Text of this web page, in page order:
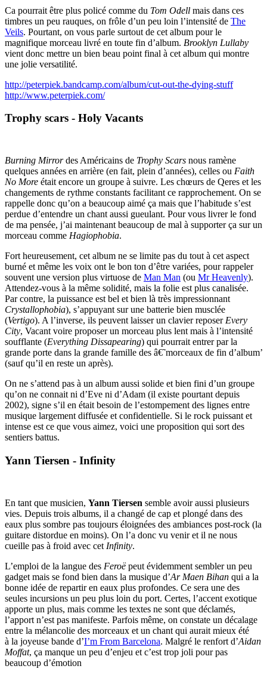
Ca pourrait être plus policé comme du Tom Odell mais dans ces
timbres un peu rauques, on frôle d’un peu loin l’intensité de The
Veils. Pourtant, on vous parle surtout de cet album pour le
magnifique morceau livré en toute fin d’album. Brooklyn Lullaby
vient donc mettre un bien beau point final à cet album qui montre
une jolie versatilité.
http://peterpiek.bandcamp.com/album/cut-out-the-dying-stuff
http://www.peterpiek.com/
Trophy scars - Holy Vacants
Burning Mirrordes Américains de Trophy Scars nous ramène
quelques années en arrière (en fait, plein d’années), celles ou Faith
No More était encore un groupe à suivre. Les chœurs de Qeres et les
changements de rythme constants facilitant ce rapprochement. On se
rappelle donc qu’on a beaucoup aimé ça mais que l’habitude s’est
perdue d’entendre un chant aussi gueulant. Pour vous livrer le fond
de ma pensée, j’ai maintenant beaucoup de mal à supporter ça sur un
morceau comme Hagiophobia.
Fort heureusement, cet album ne se limite pas du tout à cet aspect
burné et même les voix ont le bon ton d’être variées, pour rappeler
souvent une version plus virtuose de Man Man (ou Mr Heavenly).
Attendez-vous à la même solidité, mais la folie est plus canalisée.
Par contre, la puissance est bel et bien là très impressionnant
Crystallophobia), s’appuyant sur une batterie bien musclée
(Vertigo). A l’inverse, ils peuvent laisser un clavier reposer Every
City, Vacant voire proposer un morceau plus lent mais à l’intensité
soufflante (Everything Dissapearing) qui pourrait entrer par la
grande porte dans la grande famille des â€˜morceaux de fin d’album’
(sauf qu’il en reste un après).
On ne s’attend pas à un album aussi solide et bien fini d’un groupe
qu’on ne connait ni d’Eve ni d’Adam (il existe pourtant depuis
2002), signe s’il en était besoin de l’estompement des lignes entre
musique largement diffusée et confidentielle. Si le rock puissant et
intense est ce que vous aimez, voici une proposition qui sort des
sentiers battus.
Yann Tiersen - Infinity
En tant que musicien, Yann Tiersen semble avoir aussi plusieurs
vies. Depuis trois albums, il a changé de cap et plongé dans des
eaux plus sombre pas toujours éloignées des ambiances post-rock (la
guitare distordue en moins). On l’a donc vu venir et il ne nous
cueille pas à froid avec cet Infinity.
L’emploi de la langue des Feroëpeut évidemment sembler un peu
gadget mais se fond bien dans la musique d’Ar Maen Bihan qui a la
bonne idée de repartir en eaux plus profondes. Ce sera une des
seules incursions un peu plus loin du port. Certes, l’accent exotique
apporte un plus, mais comme les textes ne sont que déclamés,
l’apport n’est pas manifeste. Parfois même, on constate un décalage
entre la mélancolie des morceaux et un chant qui aurait mieux été
à la joyeuse bande d’I’m From Barcelona. Malgré le renfort d’Aidan
Moffat, ça manque un peu d’enjeu et c’est trop joli pour pas
beaucoup d’émotion